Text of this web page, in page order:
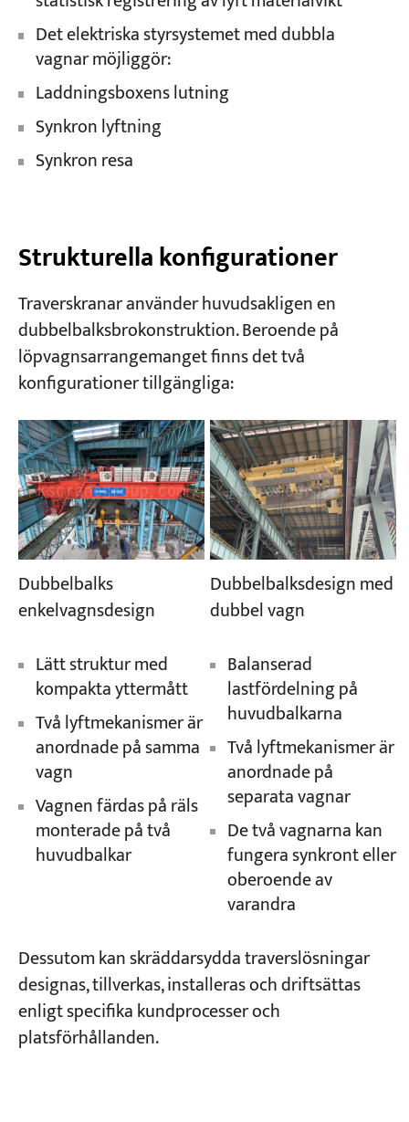
Det elektriska styrsystemet med dubbla
vagnar möjliggör:
Laddningsboxens lutning
Synkron lyftning
Synkron resa
Strukturella konfigurationer
Traverskranar använder huvudsakligen en
dubbelbalksbrokonstruktion. Beroende på
löpvagnsarrangemanget finns det två
konfigurationer tillgängliga:
Dubbelbalks
enkelvagnsdesign
Lätt struktur med
kompakta yttermått
Två lyftmekanismer är
anordnade på samma
vagn
Vagnen färdas på räls
monterade på två
huvudbalkar
Dubbelbalksdesign med
dubbel vagn
Balanserad
lastfördelning på
huvudbalkarna
Två lyftmekanismer är
anordnade på
separata vagnar
De två vagnarna kan
fungera synkront eller
oberoende av
varandra
Dessutom kan skräddarsydda traverslösningar
designas, tillverkas, installeras och driftsättas
enligt specifika kundprocesser och
platsförhållanden.